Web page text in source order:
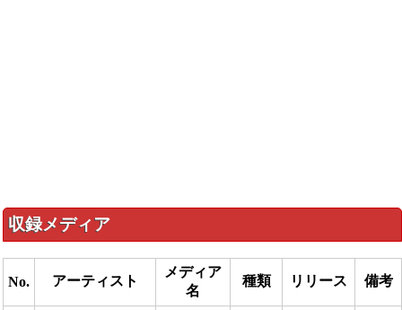
収録メディア
No. アーティスト
メディア
名
種類 リリース 備考